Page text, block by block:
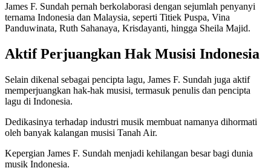
James F. Sundah pernah berkolaborasi dengan sejumlah penyanyi
ternama Indonesia dan Malaysia, seperti Titiek Puspa, Vina
Panduwinata, Ruth Sahanaya, Krisdayanti, hingga Sheila Majid.
Aktif Perjuangkan Hak Musisi Indonesia
Selain dikenal sebagai pencipta lagu, James F. Sundah juga aktif
memperjuangkan hak-hak musisi, termasuk penulis dan pencipta
lagu di Indonesia.
Dedikasinya terhadap industri musik membuat namanya dihormati
oleh banyak kalangan musisi Tanah Air.
Kepergian James F. Sundah menjadi kehilangan besar bagi dunia
musik Indonesia.